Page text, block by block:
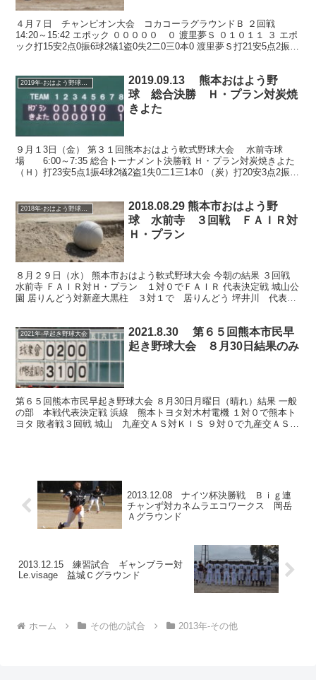
４月７日 チャンピオン大会 コカコーラグラウンドＢ ２回戦
14:20～15:42 エポック ０００００ ０ 渡里夢Ｓ ０１０１１ ３ エポ
ック打15安2点0振6球2犠1盗0失2二0三0本0 渡里夢Ｓ打21安5点2振1
2019年-おはよう野球大会
2019.09.13 熊本おはよう野
球 総合決勝 Ｈ・プラン対炭焼
きよた
９月１3日（金） 第３１回熊本おはよう軟式野球大会 水前寺球
場 6:00～7:35 総合トーナメント決勝戦 Ｈ・プラン対炭焼きよた
（Ｈ）打23安5点1振4球2犠2盗1失0二1三1本0 （炭）打20安3点2振3
2018年-おはよう野球大会
2018.08.29 熊本市おはよう野
球 水前寺 ３回戦 ＦＡＩＲ対
Ｈ・プラン
８月２９日（水） 熊本市おはよう軟式野球大会 今朝の結果 ３回戦
水前寺 ＦＡＩＲ対Ｈ・プラン １対０でＦＡＩＲ 代表決定戦 城山公
園 居りんどう対新産大黒柱 ３対１で 居りんどう 坪井川 代表
2021年-早起き野球大会
2021.8.30 第６５回熊本市民早
起き野球大会 ８月30日結果のみ
第６５回熊本市民早起き野球大会 ８月30日月曜日（晴れ）結果 一般
の部 本戦代表決定戦 浜線 熊本トヨタ対木村電機 １対０で熊本ト
ヨタ 敗者戦３回戦 城山 九産交ＡＳ対ＫＩＳ ９対０で九産交ＡＳ
2013.12.08 ナイツ杯決勝戦 Ｂｉｇ連
チャンず対カネムラエコワークス 岡岳
Ａグラウンド
2013.12.15 練習試合 ギャンブラー対
Le.visage 益城Ｃグラウンド
ホーム その他の試合 2013年-その他